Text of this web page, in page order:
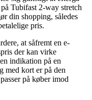
Tubifast 2-way stretch
din shopping, således
pris.
at såfremt en e-
der kan virke
indikation på en
med kort er på den
på køber imod